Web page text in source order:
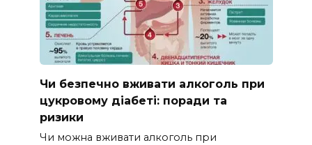
Чи безпечно вживати алкоголь при
цукровому діабеті: поради та
ризики
Чи можна вживати алкоголь при